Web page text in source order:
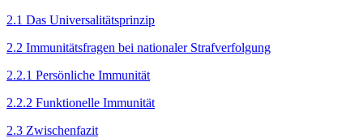
2.1 Das Universalitätsprinzip
2.2 Immunitätsfragen bei nationaler Strafverfolgung
2.2.1 Persönliche Immunität
2.2.2 Funktionelle Immunität
2.3 Zwischenfazit